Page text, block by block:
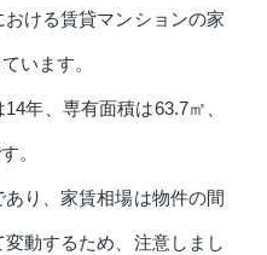
ける賃貸マンションの家
います。
年、専有面積は63.7㎡、
。
り、家賃相場は物件の間
動するため、注意しまし